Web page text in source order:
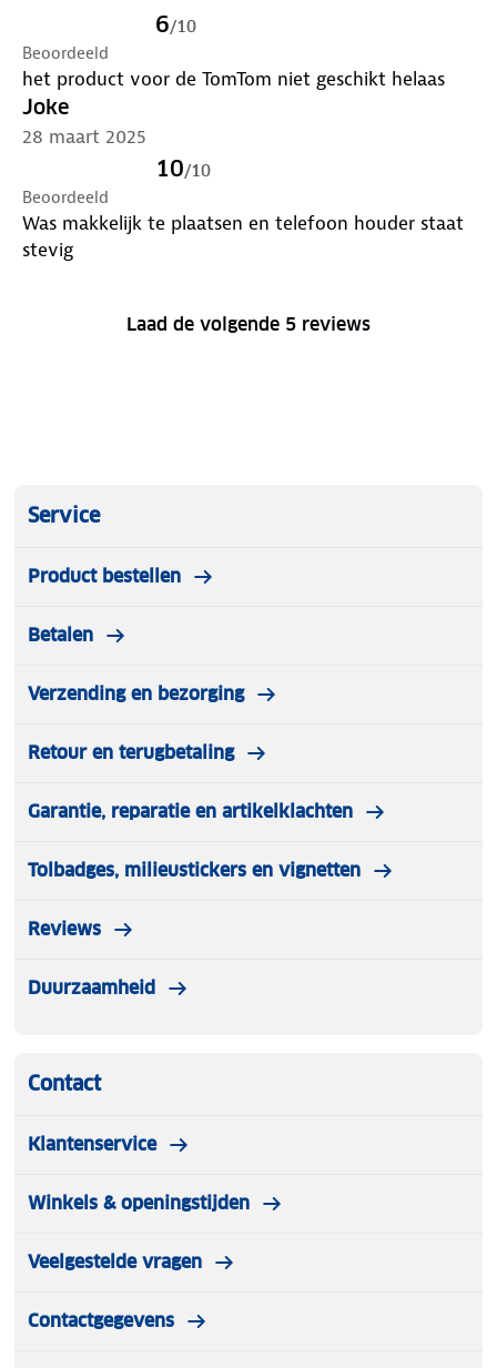
6/10
Beoordeeld
het product voor de TomTom niet geschikt helaas
Joke
28 maart 2025
10/10
Beoordeeld
Was makkelijk te plaatsen en telefoon houder staat
stevig
Laad de volgende 5 reviews
Service
Product bestellen
Betalen
Verzending en bezorging
Retour en terugbetaling
Garantie, reparatie en artikelklachten
Tolbadges, milieustickers en vignetten
Reviews
Duurzaamheid
Contact
Klantenservice
Winkels & openingstijden
Veelgestelde vragen
Contactgegevens